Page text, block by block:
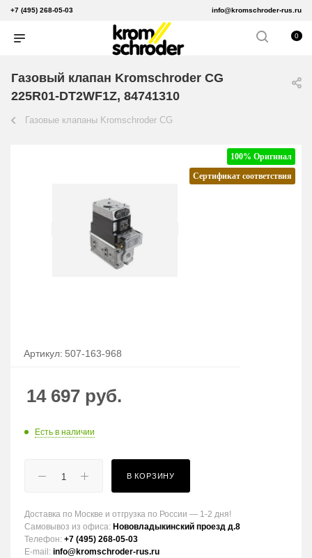
+7 (495) 268-05-03 info@kromschroder-rus.ru
0
Газовый клапан Kromschroder CG
225R01-DT2WF1Z, 84741310
Газовые клапаны Kromschroder CG
100% Оригинал
Сертификат соответствия
Артикул: 507-163-968
14 697 руб.
Есть в наличии
В КОРЗИНУ
Доставка по Москве и отгрузка по России — 1-2 дня!
Самовывоз из офиса: Нововладыкинский проезд д.8
Телефон: +7 (495) 268-05-03
E-mail: info@kromschroder-rus.ru